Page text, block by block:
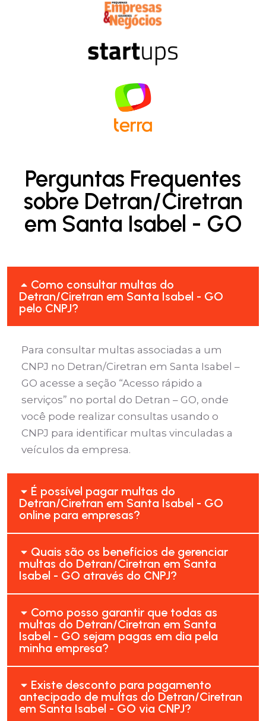
Perguntas Frequentes
sobre Detran/Ciretran
em Santa Isabel - GO
Como consultar multas do
Detran/Ciretran em Santa Isabel - GO
pelo CNPJ?
Para consultar multas associadas a um
CNPJ no Detran/Ciretran em Santa Isabel –
GO acesse a seção “Acesso rápido a
serviços” no portal do Detran – GO, onde
você pode realizar consultas usando o
CNPJ para identificar multas vinculadas a
veículos da empresa.
É possível pagar multas do
Detran/Ciretran em Santa Isabel - GO
online para empresas?
Quais são os benefícios de gerenciar
multas do Detran/Ciretran em Santa
Isabel - GO através do CNPJ?
Como posso garantir que todas as
multas do Detran/Ciretran em Santa
Isabel - GO sejam pagas em dia pela
minha empresa?
Existe desconto para pagamento
antecipado de multas do Detran/Ciretran
em Santa Isabel - GO via CNPJ?